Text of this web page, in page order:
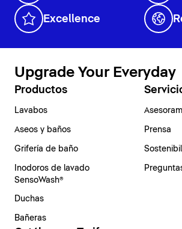
Excellence
Upgrade Your Everyday
Productos
Lavabos
Aseos y baños
Grifería de baño
Inodoros de lavado
SensoWash®
Duchas
Bañeras
Prensa